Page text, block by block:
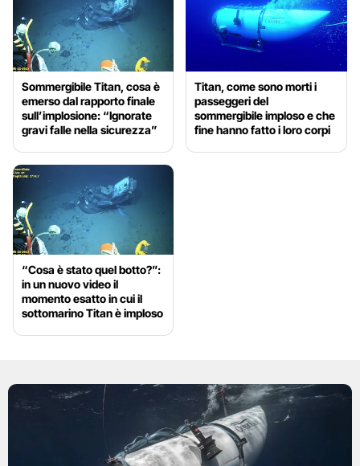
Sommergibile Titan, cosa è
emerso dal rapporto finale
sull’implosione: “Ignorate
gravi falle nella sicurezza”
Titan, come sono morti i
passeggeri del
sommergibile imploso e che
fine hanno fatto i loro corpi
“Cosa è stato quel botto?”:
in un nuovo video il
momento esatto in cui il
sottomarino Titan è imploso